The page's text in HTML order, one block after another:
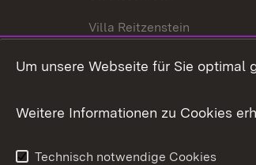
Villa Reitzenstein
Kontakt und Anfahrt
Um unsere Webseite für Sie optimal
Weitere Informationen zu Cookies
Technisch notwendige Cookies